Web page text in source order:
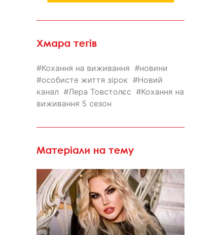
Хмара тегів
Кохання на виживання
новини
особисте життя зірок
Новий
канал
Лера Товстолєс
Кохання на
виживання 5 сезон
Матеріали на тему